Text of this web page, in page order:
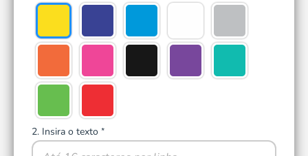
2. Insira o texto *